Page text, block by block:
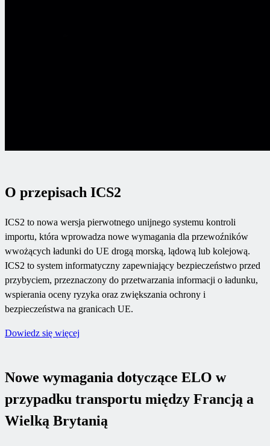
O przepisach ICS2
ICS2 to nowa wersja pierwotnego unijnego systemu kontroli
importu, która wprowadza nowe wymagania dla przewoźników
wwożących ładunki do UE drogą morską, lądową lub kolejową.
ICS2 to system informatyczny zapewniający bezpieczeństwo przed
przybyciem, przeznaczony do przetwarzania informacji o ładunku,
wspierania oceny ryzyka oraz zwiększania ochrony i
bezpieczeństwa na granicach UE.
Dowiedz się więcej
Nowe wymagania dotyczące ELO w
przypadku transportu między Francją a
Wielką Brytanią